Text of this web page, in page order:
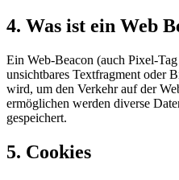
4. Was ist ein Web
Ein Web-Beacon (auch Pixel-
unsichtbares Textfragment oder
wird, um den Verkehr auf der
ermöglichen werden diverse
gespeichert.
5. Cookies